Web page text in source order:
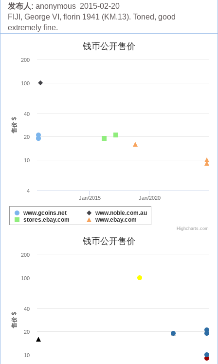
发布人: anonymous 2015-02-20
FIJI, George VI, florin 1941 (KM.13). Toned, good
extremely fine.